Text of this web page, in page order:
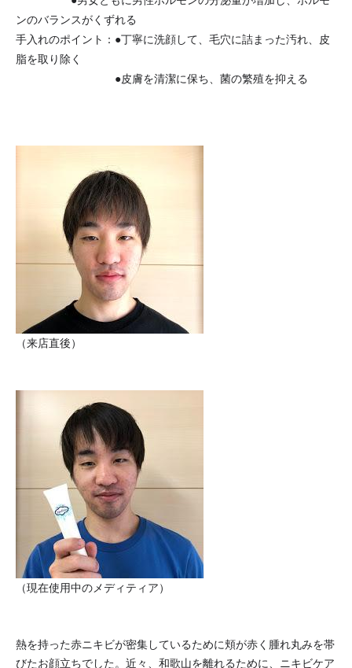
ンのバランスがくずれる
手入れのポイント：●丁寧に洗顔して、毛穴に詰まった汚れ、皮
脂を取り除く
●皮膚を清潔に保ち、菌の繁殖を抑える
（来店直後）
（現在使用中のメディティア）
熱を持った赤ニキビが密集しているために頬が赤く腫れ丸みを帯
びたお顔立ちでした。近々、和歌山を離れるために、ニキビケア